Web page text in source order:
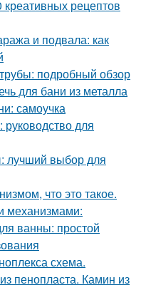
рецептов
и подвала: как
подробный обзор
для бани из металла
самоучка
для
лучший выбор для
что это такое.
механизмами:
ванны: простой
схема.
пенопласта. Камин из